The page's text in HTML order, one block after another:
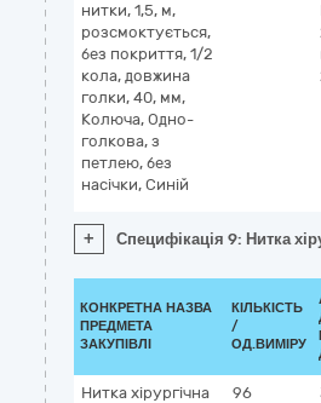
нитки, 1,5, м,
розсмоктується,
без покриття, 1/2
кола, довжина
голки, 40, мм,
Колюча, Одно-
голкова, з
петлею, без
насічки, Синій
+ Специфікація 9: Нитка
КОНКРЕТНА НАЗВА
ПРЕДМЕТА
ЗАКУПІВЛІ
КІЛЬКІСТЬ
/
ОД.ВИМІРУ
Нитка хірургічна
96